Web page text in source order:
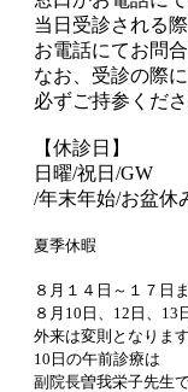
当日受診される
お電話にてお問合
なお、受診の際
必ずご持参くださ
【休診日】
日曜/祝日/GW
/年末年始/お盆
夏季休暇
８月１４日～１７日
８月10日、12日、13
外来は変則となります
10日の午前診療は
副院長曽我栄子先生で